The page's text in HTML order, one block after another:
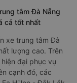
tâm Đà Nẵng
cả tốt nhất
xe trung tâm Đà
lượng cao. Trên
đại phục vụ
cạnh đó, các